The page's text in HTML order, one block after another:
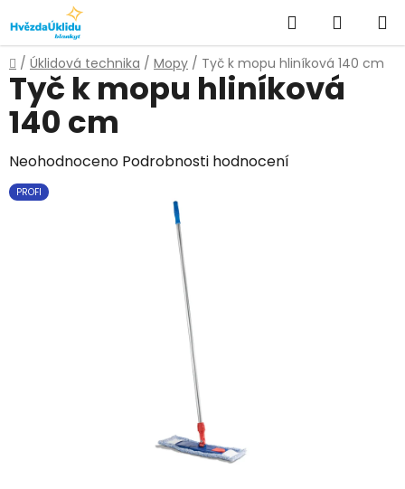
na
obsah
Hledat
KOŠÍK
Domů
/ Úklidová technika / Mopy / Tyč k mopu hliníková 140 cm
Tyč k mopu hliníková
140 cm
Průměrné
hodnocení
Neohodnoceno Podrobnosti hodnocení
PROFI